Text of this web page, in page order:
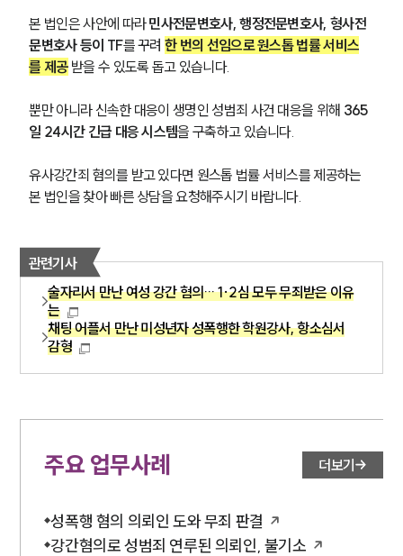
본 법인은 사안에 따라 민사전문변호사, 행정전문변호사, 형사전
문변호사 등이 TF를 꾸려 한 번의 선임으로 원스톱 법률 서비스
를 제공 받을 수 있도록 돕고 있습니다.
뿐만 아니라 신속한 대응이 생명인 성범죄 사건 대응을 위해 365
일 24시간 긴급 대응 시스템을 구축하고 있습니다.
유사강간죄 혐의를 받고 있다면 원스톱 법률 서비스를 제공하는
본 법인을 찾아 빠른 상담을 요청해주시기 바랍니다.
관련기사
술자리서 만난 여성 강간 혐의… 1·2심 모두 무죄받은 이유
는
채팅 어플서 만난 미성년자 성폭행한 학원강사, 항소심서
감형
주요 업무사례 더보기
성폭행 혐의 의뢰인 도와 무죄 판결
강간혐의로 성범죄 연루된 의뢰인, 불기소